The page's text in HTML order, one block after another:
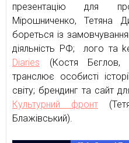
презентацію для
Мірошниченко, Тетяна
бореться із
діяльність РФ; лого та
Diaries (Костя Бєглов,
транслює особисті
світу; брендинг та сайт
Культурний фронт
Блажівський).